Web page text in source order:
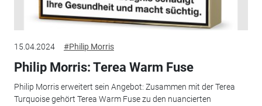
15.04.2024 #Philip Morris
Philip Morris: Terea Warm Fuse
Philip Morris erweitert sein Angebot: Zusammen mit der Terea
Turquoise gehört Terea Warm Fuse zu den nuancierten